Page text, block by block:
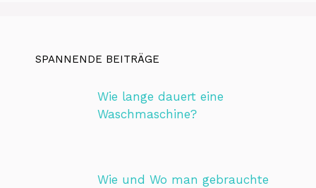
SPANNENDE BEITRÄGE
Wie lange dauert eine
Waschmaschine?
Wie und Wo man gebrauchte